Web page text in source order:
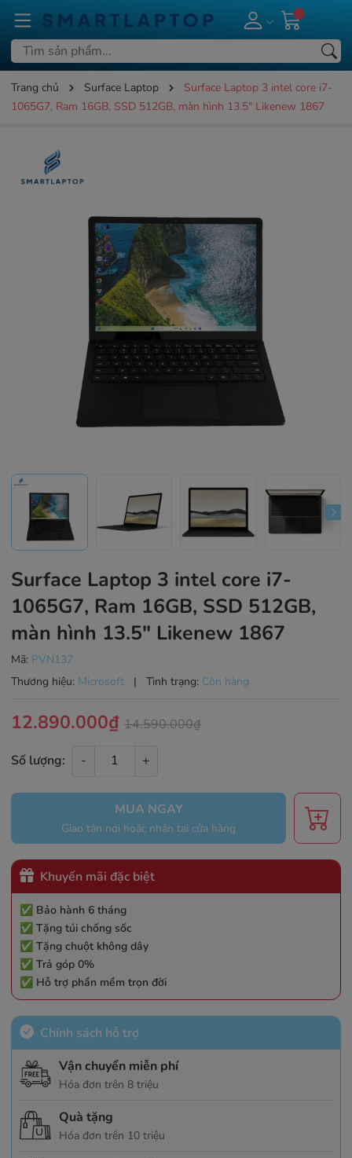
Trang chủ Surface Laptop
Surface Laptop 3 intel core i7-
1065G7, Ram 16GB, SSD 512GB, màn hình 13.5" Likenew 1867
Surface Laptop 3 intel core i7-
1065G7, Ram 16GB, SSD 512GB,
màn hình 13.5" Likenew 1867
Mã: PVN137
Thương hiệu: Microsoft | Tình trạng: Còn hàng
12.890.000₫ 14.590.000₫
Số lượng: - +
MUA NGAY
Giao tận nơi hoặc nhận tại cửa hàng
Khuyến mãi đặc biệt
✅ Bảo hành 6 tháng
✅ Tặng túi chống sốc
✅ Tặng chuột không dây
✅ Trả góp 0%
✅ Hỗ trợ phần mềm trọn đời
Chính sách hỗ trợ
Vận chuyển miễn phí
Hóa đơn trên 8 triệu
Quà tặng
Hóa đơn trên 10 triệu